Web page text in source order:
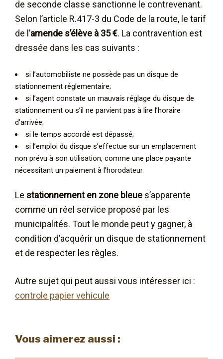
de seconde classe sanctionne le contrevenant.
Selon l’article R.417-3 du Code de la route, le tarif
de l’amende s’élève à 35 €. La contravention est
dressée dans les cas suivants :
si l’automobiliste ne possède pas un disque de
stationnement réglementaire;
si l’agent constate un mauvais réglage du disque de
stationnement ou s’il ne parvient pas à lire l’horaire
d’arrivée;
si le temps accordé est dépassé;
si l’emploi du disque s’effectue sur un emplacement
non prévu à son utilisation, comme une place payante
nécessitant un paiement à l’horodateur.
Le stationnement en zone bleue s’apparente
comme un réel service proposé par les
municipalités. Tout le monde peut y gagner, à
condition d’acquérir un disque de stationnement
et de respecter les règles.
Autre sujet qui peut aussi vous intéresser ici :
controle papier vehicule
Vous aimerez aussi :